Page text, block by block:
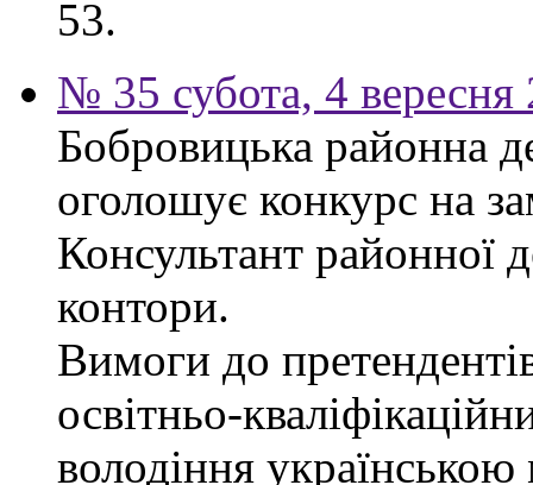
53.
№ 35 субота, 4 вересня
Бобровицька районна
оголошує конкурс на
Консультант районної
контори.
Вимоги до
освітньо-
володіння